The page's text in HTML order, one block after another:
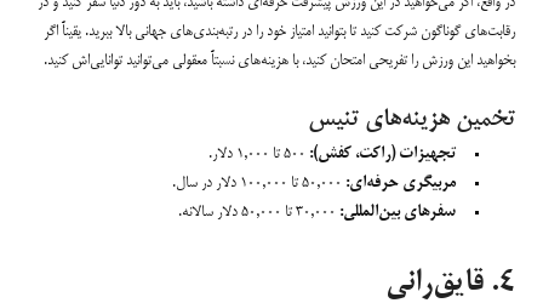
رقابت‌های گوناگون شرکت کنید تا بتوانید امتیاز خود را در رتبه‌بندی‌های جهانی بالا ببرید. یقیناً اگر
بخواهید این ورزش را تفریحی امتحان کنید، با هزینه‌های نسبتاً معقولی می‌توانید توانایی‌اش کنید.
تخمین هزینه‌های تنیس
تجهیزات (راکت، کفش):
مربیگری حرفه‌ای:
سفرهای بین‌المللی:
۴. قایق‌رانی